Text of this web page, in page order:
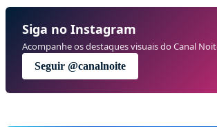
Siga no Instagram
Acompanhe os destaques visuais do Canal
Seguir @canalnoite